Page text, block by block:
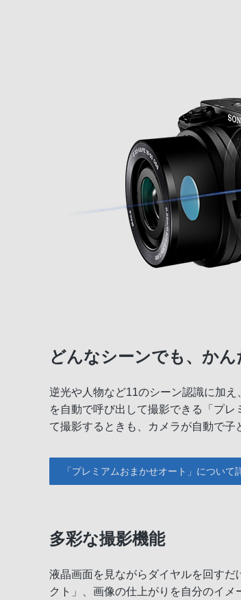
どんなシーンでも、かん
逆光や人物など11のシーン認識に加
を自動で呼び出して撮影できる「プ
て撮影するときも、カメラが自動で子
「プレミアムおまかせオート」について
多彩な撮影機能
液晶画面を見ながらダイヤルを回す
クト」、画像の仕上がりを自分のイ